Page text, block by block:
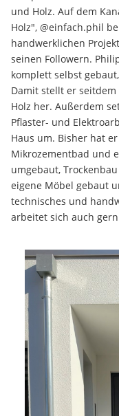
und Holz. Auf dem
Holz", @einfach.phil
handwerklichen
seinen Followern.
komplett selbst
Damit stellt er
Holz her. Außerdem
Pflaster- und
Haus um. Bisher hat
Mikrozementbad und
umgebaut,
eigene Möbel gebaut
technisches und
arbeitet sich auch